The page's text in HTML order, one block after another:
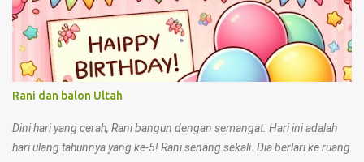
Rani dan balon Ultah
Dini hari yang cerah, Rani bangun dengan semangat. Hari ini adalah
hari ulang tahunnya yang ke-5! Rani senang sekali. Dia berlari ke ruang